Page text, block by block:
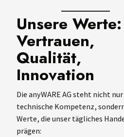
Unsere Werte:
Vertrauen,
Qualität,
Innovation
Die anyWARE AG steht nicht
technische Kompetenz,
Werte, die unser tägliches
prägen: